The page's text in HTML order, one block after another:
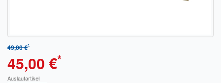
Widerrufsrecht
49,00 €*
45,00 €*
Auslaufartikel